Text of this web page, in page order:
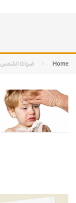
Home ضربات الشمس